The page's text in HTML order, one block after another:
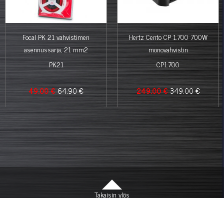
Focal PK 21 vahvistimen
asennussarja, 21 mm2
PK21
49.00 €64.90 €
Hertz Cento CP 1.700 700W
monovahvistin
CP1.700
249.00 €349.00 €
Takaisin ylös